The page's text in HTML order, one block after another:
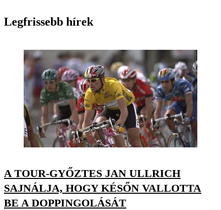
Legfrissebb hírek
A TOUR-GYŐZTES JAN ULLRICH
SAJNÁLJA, HOGY KÉSŐN VALLOTTA
BE A DOPPINGOLÁSÁT